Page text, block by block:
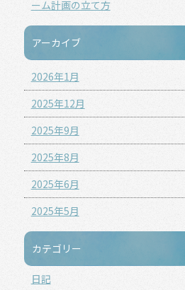
ーム計画の立て方
アーカイブ
2026年1月
2025年12月
2025年9月
2025年8月
2025年6月
2025年5月
カテゴリー
日記